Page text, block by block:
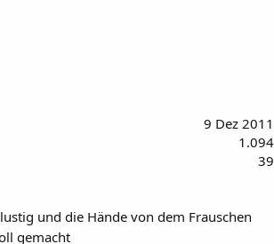
9 Dez 2011
1.094
39
und die Hände von dem Frauschen
gemacht